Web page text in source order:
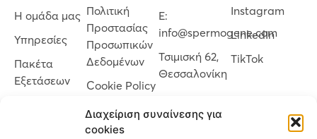
Διαχείριση συναίνεσης για
cookies
Η ομάδα μας
Υπηρεσίες
Πακέτα
Εξετάσεων
Πολιτική
Προστασίας
Προσωπικών
Δεδομένων
Cookie Policy
E:
info@spermogene.com
Τσιμισκή 62,
Θεσσαλονίκη
Instagram
LinkedIn
TikTok